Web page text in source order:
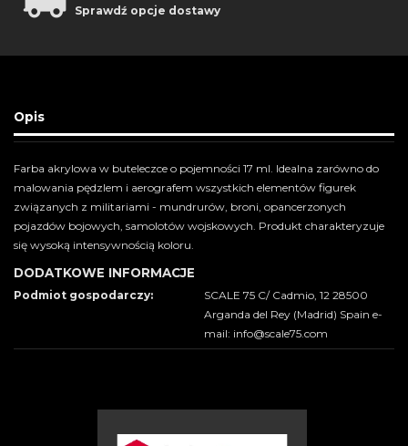
Sprawdź opcje dostawy
Opis
Farba akrylowa w buteleczce o pojemności 17 ml. Idealna zarówno do
malowania pędzlem i aerografem wszystkich elementów figurek
związanych z militariami - mundrurów, broni, opancerzonych
pojazdów bojowych, samolotów wojskowych. Produkt charakteryzuje
się wysoką intensywnością koloru.
DODATKOWE INFORMACJE
Podmiot gospodarczy:
SCALE 75 C/ Cadmio, 12 28500
Arganda del Rey (Madrid) Spain e-
mail: info@scale75.com